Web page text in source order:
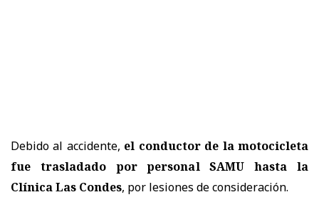
Debido al accidente, el conductor de la motocicleta
fue trasladado por personal SAMU hasta la
Clínica Las Condes, por lesiones de consideración.